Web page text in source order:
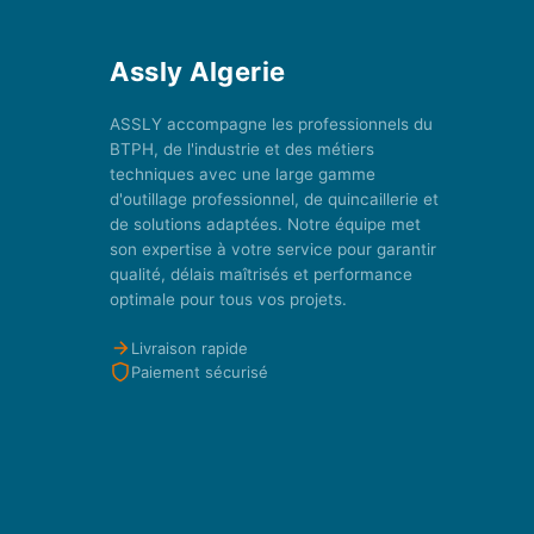
Assly Algerie
ASSLY accompagne les professionnels du
BTPH, de l'industrie et des métiers
techniques avec une large gamme
d'outillage professionnel, de quincaillerie et
de solutions adaptées. Notre équipe met
son expertise à votre service pour garantir
qualité, délais maîtrisés et performance
optimale pour tous vos projets.
Livraison rapide
Paiement sécurisé